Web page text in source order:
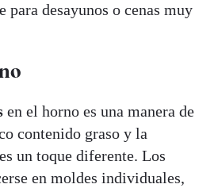
para desayunos o cenas muy
en el horno es una manera de
contenido graso y la
un toque diferente. Los
en moldes individuales,